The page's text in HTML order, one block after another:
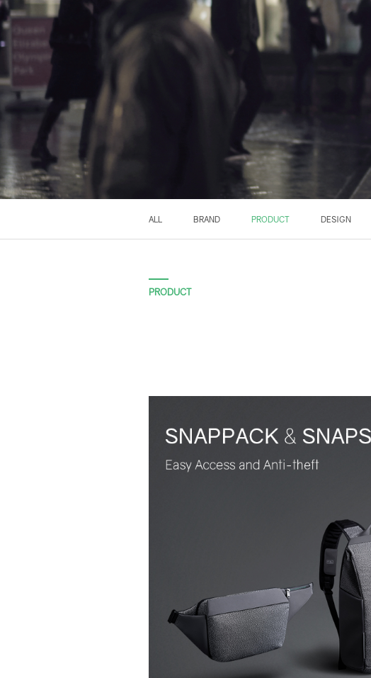
ALL BRAND PRODUCT DESIGN
PRODUCT